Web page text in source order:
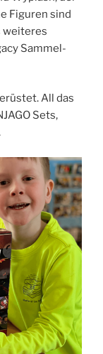
Figuren sind
weiteres
Sammel-
All das
Sets,